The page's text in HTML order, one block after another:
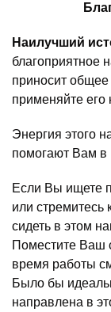
Наилучший
благоприятное
приносит общее
применяйте
Энергия этого
помогают Вам в
Если Вы ищете
или стремитесь
сидеть в этом
Поместите Ваш
время работы
Было бы
направлена в